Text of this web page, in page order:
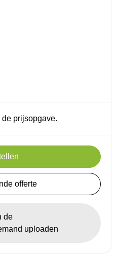
prijsopgave.
offerte
de
uploaden